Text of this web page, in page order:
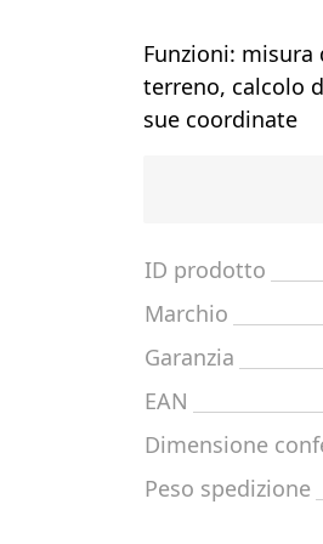
Funzioni: misura
terreno, calcolo
sue coordinate
ID prodotto
Marchio
Garanzia
EAN
Dimensione
Peso spedizione